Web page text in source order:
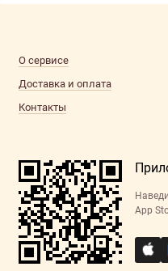
О сервисе
Доставка и оплата
Контакты
App